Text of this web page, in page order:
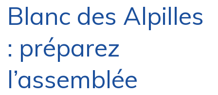
Blanc des Alpilles
: préparez
l’assemblée